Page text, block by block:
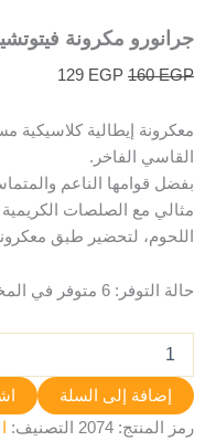
جرانورو مكرونة فيتوتشيني –
160EGP
129 EGP
معكرونة إيطالية
القاسي الفاخر.
بفضل قوامها الناعم
مثالي مع الصلصات
اللحوم، لتحضير طبق
حالة التوفر: 6 متوفر في المخزون
إضافة إلى السلة
رمز المنتج: 2074 التصنيف: